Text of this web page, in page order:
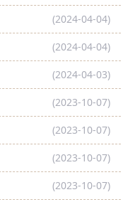
(2024-04-04)
(2024-04-04)
(2024-04-03)
(2023-10-07)
(2023-10-07)
(2023-10-07)
(2023-10-07)